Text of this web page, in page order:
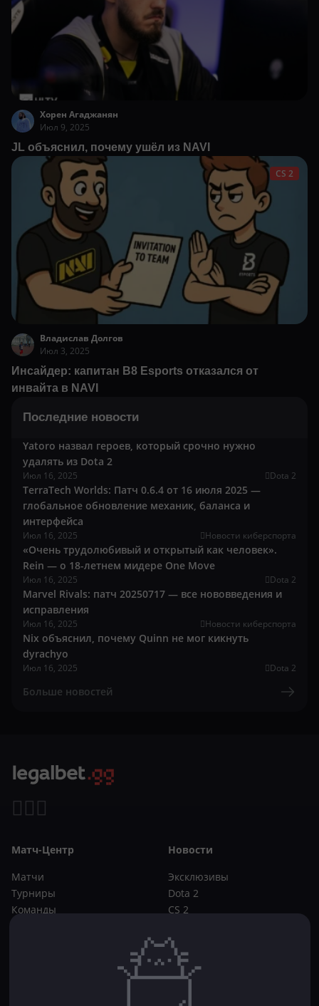
Хорен Агаджанян
Июл 9, 2025
JL объяснил, почему ушёл из NAVI
CS 2
Владислав Долгов
Июл 3, 2025
Инсайдер: капитан B8 Esports отказался от
инвайта в NAVI
Последние новости
Yatoro назвал героев, который срочно нужно
удалять из Dota 2
Июл 16, 2025 Dota 2
TerraTech Worlds: Патч 0.6.4 от 16 июля 2025 —
глобальное обновление механик, баланса и
интерфейса
Июл 16, 2025 Новости киберспорта
«Очень трудолюбивый и открытый как человек».
Rein — о 18-летнем мидере One Move
Июл 16, 2025 Dota 2
Marvel Rivals: патч 20250717 — все нововведения и
исправления
Июл 16, 2025 Новости киберспорта
Nix объяснил, почему Quinn не мог кикнуть
dyrachyo
Июл 16, 2025 Dota 2
Больше новостей
Матч-Центр
Матчи
Турниры
Команды
Новости
Эксклюзивы
Dota 2
CS 2
Букмекеры
CS 2